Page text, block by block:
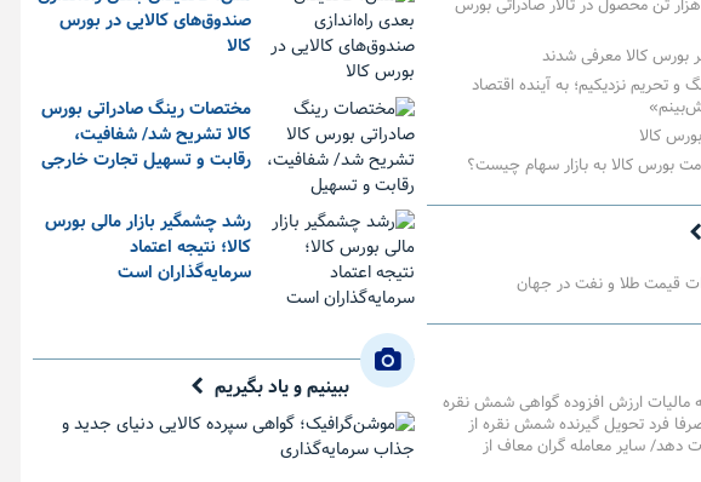
معامله ۲۶۲ هزار تن محصول در تالار صادراتی بورس
و تحریم نزدیکیم؛ به آینده اقتصاد
کالا
بورس کالا به بازار سهام چیست؟
قیمت طلا و نفت در جهان
مالیات ارزش افزوده گواهی شمش نقره
فرد تحویل گیرنده شمش نقره از
دهد/ سایر معامله گران معاف از
صندوق‌های کالایی در بورس
کالا
مختصات رینگ صادراتی بورس
کالا تشریح شد/ شفافیت،
رقابت و تسهیل تجارت خارجی
رشد چشمگیر بازار مالی بورس
کالا؛ نتیجه اعتماد
سرمایه‌گذاران است
ببینیم و یاد بگیریم